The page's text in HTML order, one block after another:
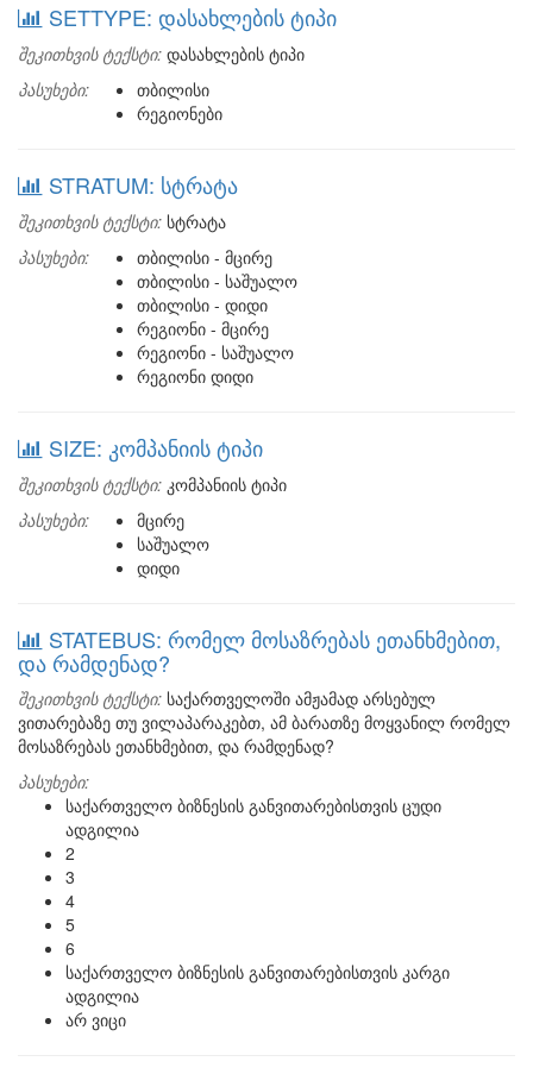
SETTYPE: დასახლების ტიპი
შეკითხვის ტექსტი: დასახლების ტიპი
პასუხები:
თბილისი
რეგიონები
STRATUM: სტრატა
შეკითხვის ტექსტი: სტრატა
პასუხები:
თბილისი - მცირე
თბილისი - საშუალო
თბილისი - დიდი
რეგიონი - მცირე
რეგიონი - საშუალო
რეგიონი დიდი
SIZE: კომპანიის ტიპი
შეკითხვის ტექსტი: კომპანიის ტიპი
პასუხები:
მცირე
საშუალო
დიდი
STATEBUS: რომელ მოსაზრებას ეთანხმებით,
და რამდენად?
შეკითხვის ტექსტი: საქართველოში ამჟამად არსებულ
ვითარებაზე თუ ვილაპარაკებთ, ამ ბარათზე მოყვანილ რომელ
მოსაზრებას ეთანხმებით, და რამდენად?
პასუხები:
საქართველო ბიზნესის განვითარებისთვის ცუდი
ადგილია
2
3
4
5
6
საქართველო ბიზნესის განვითარებისთვის კარგი
ადგილია
არ ვიცი